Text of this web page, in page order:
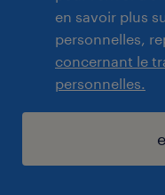
en savoir plus
personnelles,
concernant le
personnelles.